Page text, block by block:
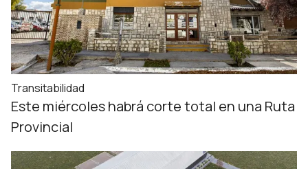
Transitabilidad
Este miércoles habrá corte total en una Ruta
Provincial